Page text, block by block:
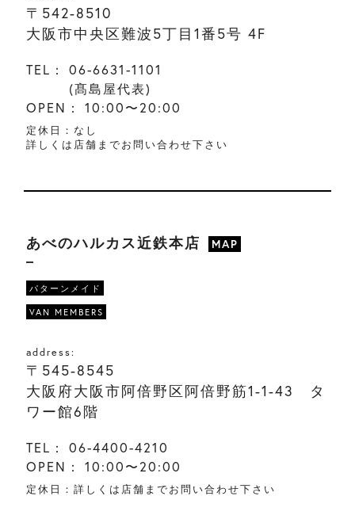
〒542-8510
大阪市中央区難波5丁目1番5号 4F
TEL：
06-6631-1101
(髙島屋代表)
OPEN：
10:00〜20:00
定休日：なし
詳しくは店舗までお問い合わせ下さい
あべのハルカス近鉄本店 MAP
パターンメイド
VAN MEMBERS
address:
〒545-8545
大阪府大阪市阿倍野区阿倍野筋1-1-43 タ
ワー館6階
TEL：
06-4400-4210
OPEN：
10:00〜20:00
定休日：詳しくは店舗までお問い合わせ下さい